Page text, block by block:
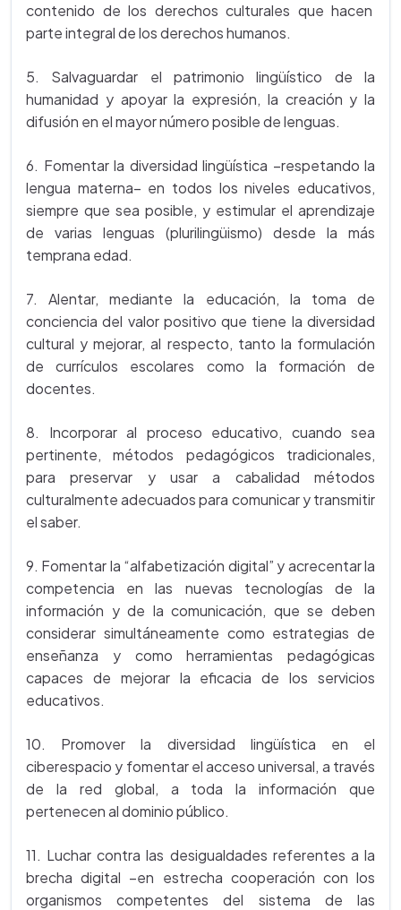
contenido de los derechos culturales que hacen
parte integral de los derechos humanos.
5. Salvaguardar el patrimonio lingüístico de la
humanidad y apoyar la expresión, la creación y la
difusión en el mayor número posible de lenguas.
6. Fomentar la diversidad lingüística –respetando la
lengua materna– en todos los niveles educativos,
siempre que sea posible, y estimular el aprendizaje
de varias lenguas (plurilingüismo) desde la más
temprana edad.
7. Alentar, mediante la educación, la toma de
conciencia del valor positivo que tiene la diversidad
cultural y mejorar, al respecto, tanto la formulación
de currículos escolares como la formación de
docentes.
8. Incorporar al proceso educativo, cuando sea
pertinente, métodos pedagógicos tradicionales,
para preservar y usar a cabalidad métodos
culturalmente adecuados para comunicar y transmitir
el saber.
9. Fomentar la “alfabetización digital” y acrecentar la
competencia en las nuevas tecnologías de la
información y de la comunicación, que se deben
considerar simultáneamente como estrategias de
enseñanza y como herramientas pedagógicas
capaces de mejorar la eficacia de los servicios
educativos.
10. Promover la diversidad lingüística en el
ciberespacio y fomentar el acceso universal, a través
de la red global, a toda la información que
pertenecen al dominio público.
11. Luchar contra las desigualdades referentes a la
brecha digital –en estrecha cooperación con los
organismos competentes del sistema de las